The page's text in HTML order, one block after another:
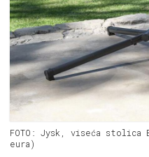
FOTO: Jysk, viseća stolica
eura)